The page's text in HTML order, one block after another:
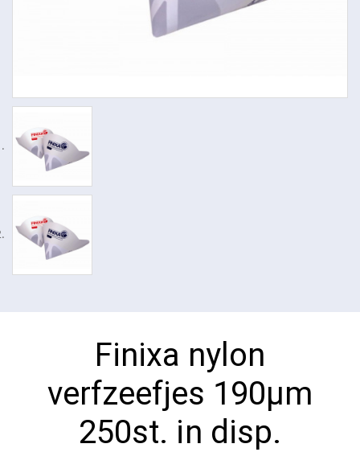
Finixa nylon
verfzeefjes 190µm
250st. in disp.